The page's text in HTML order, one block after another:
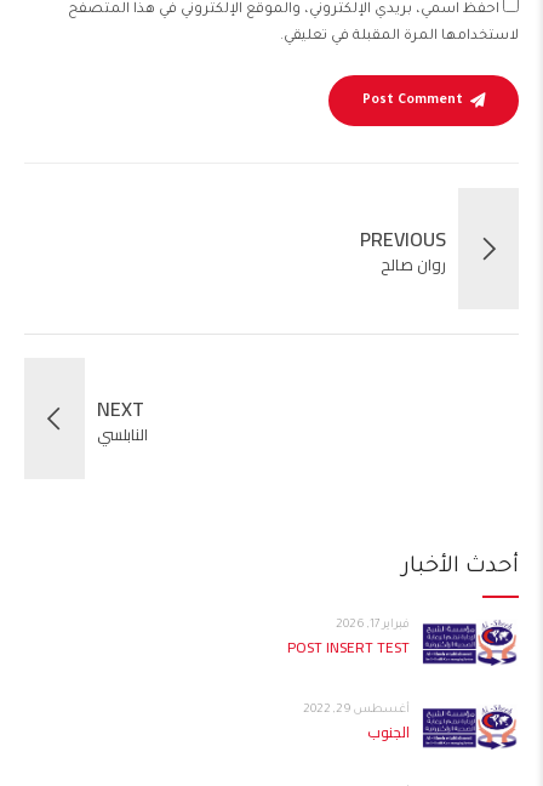
احفظ اسمي، بريدي الإلكتروني، والموقع الإلكتروني في هذا المتصفح
لاستخدامها المرة المقبلة في تعليقي.
Post Comment
PREVIOUS
روان صالح
NEXT
النابلسي
أحدث الأخبار
فبراير 17, 2026
POST INSERT TEST
أغسطس 29, 2022
الجنوب